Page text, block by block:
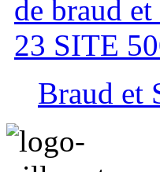
Braud et